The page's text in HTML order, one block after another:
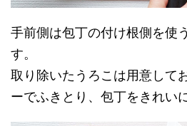
手前側は包丁の付け根側を使
す。
取り除いたうろこは用意して
ーでふきとり、包丁をきれい